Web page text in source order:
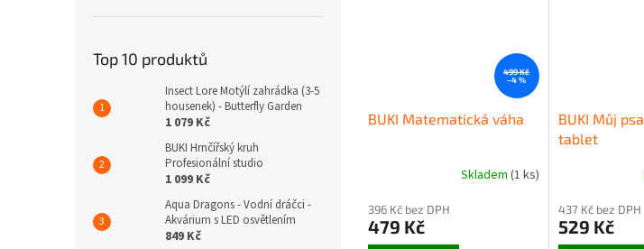
Top 10 produktů
Insect Lore Motýlí zahrádka (3-5
housenek) - Butterfly Garden
1 079 Kč
BUKI Hrnčířský kruh
Profesionální studio
1 099 Kč
Aqua Dragons - Vodní dráčci -
Akvárium s LED osvětlením
849 Kč
499 Kč
–4 %
BUKI Matematická váha
Skladem (1 ks)
396 Kč bez DPH
479 Kč
BUKI Můj
tablet
437 Kč bez DPH
529 Kč